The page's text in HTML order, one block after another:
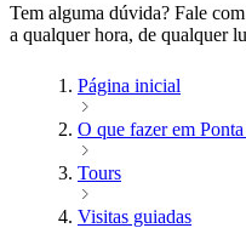
Tem alguma dúvida? Fale
a qualquer hora, de qualquer
Página inicial
O que fazer em
Tours
Visitas guiadas